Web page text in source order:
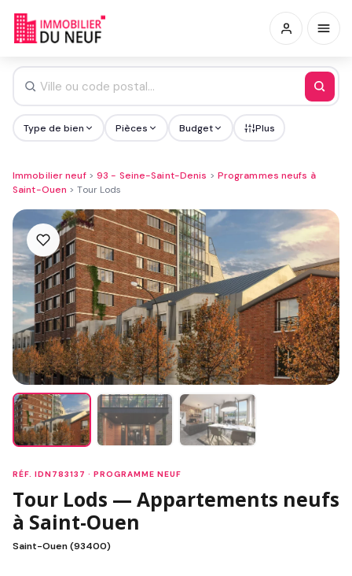
Type de bien Pièces Budget Plus
Immobilier neuf> 93 - Seine-Saint-Denis > Programmes neufs à
Saint-Ouen >Tour Lods
RÉF. IDN783137 · PROGRAMME NEUF
Tour Lods — Appartements neufs
à Saint-Ouen
Saint-Ouen (93400)